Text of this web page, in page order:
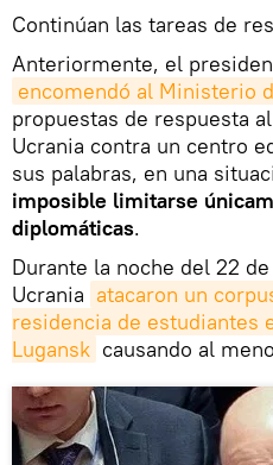
Continúan las tareas de
Anteriormente, el
encomendó al Ministerio
propuestas de respuesta
Ucrania contra un centro
sus palabras, en una
imposible limitarse
diplomáticas.
Durante la noche del 22
Ucrania atacaron un
residencia de estudiantes
Lugansk causando al